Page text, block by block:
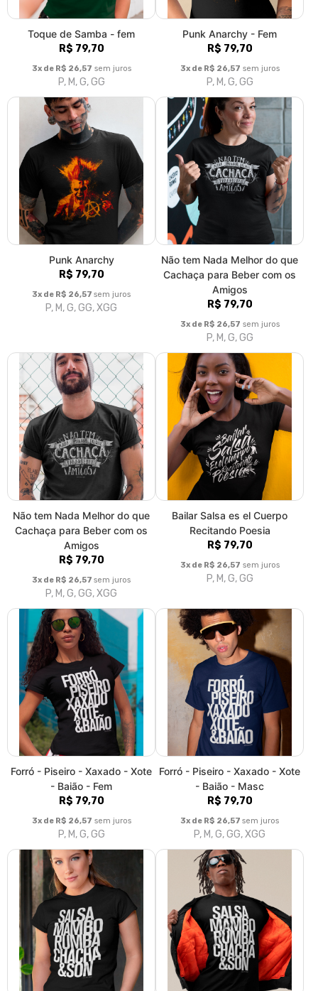
3x de R$ 26,57 sem juros
P, M, G, GG
Não tem Nada Melhor do que
Cachaça para Beber com os
Amigos
R$ 79,70
3x de R$ 26,57sem juros
P, M, G, GG, XGG
Bailar Salsa es el Cuerpo
Recitando Poesia
3x de R$ 26,57sem juros
P, M, G, GG
Forró - Piseiro - Xaxado - Xote
- Baião - Fem
3x de R$ 26,57sem juros
P, M, G, GG
Forró - Piseiro - Xaxado - Xote
- Baião - Masc
R$ 79,70
3x de R$ 26,57sem juros
P, M, G, GG, XGG
Salsa - mambo - Rumba - Cha
Cha - Son - Fem
R$ 79,70
3x de R$ 26,57 sem juros
P, M, G, GG
Salsa - mambo - Rumba -
Chacha - Son - Masc
R$ 79,70
3x de R$ 26,57sem juros
P, M, G, GG, XGG
Samba - Choro - Bolero -
Gafieira - Pagode - Fem
R$ 79,70
3x de R$ 26,57 sem juros
Samba - Choro - Bolero -
Gafieira - Pagode - Masc
R$ 79,70
3x de R$ 26,57 sem juros